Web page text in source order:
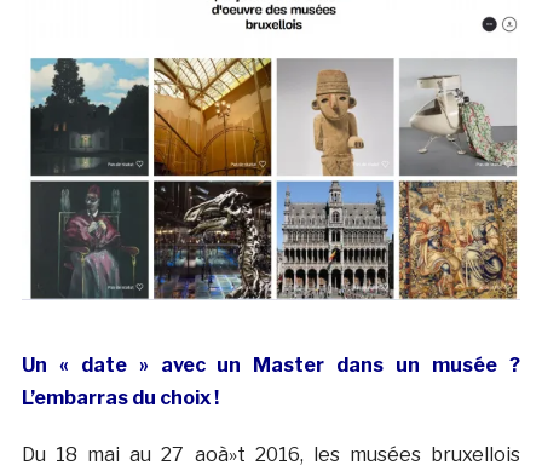
Un « date » avec un Master dans un musée ?
L’embarras du choix !
Du 18 mai au 27 aoà»t 2016, les musées bruxellois